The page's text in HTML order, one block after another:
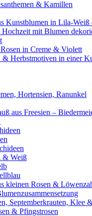
& Kamillen
Kunstblumen in Lila-
mit Blumen
in Creme & Violett
& Herbstmotiven in einer
Hortensien, Ranunkel
aus Freesien –
& Weiß
kleinen Rosen &
Septemberkrauten, Klee
& Pfingstrosen